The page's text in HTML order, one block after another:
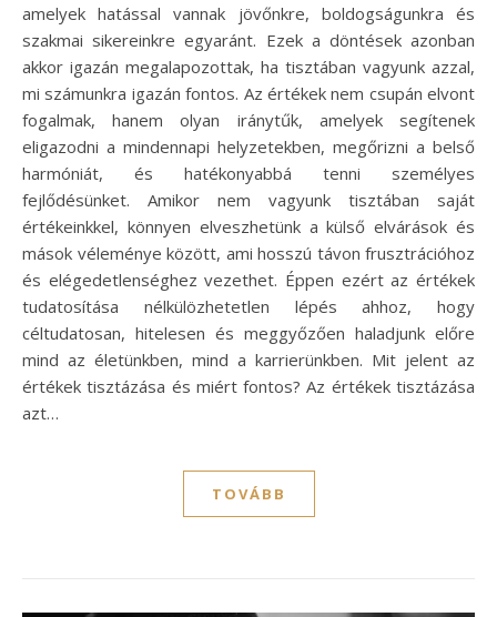
amelyek hatással vannak jövőnkre, boldogságunkra és
szakmai sikereinkre egyaránt. Ezek a döntések azonban
akkor igazán megalapozottak, ha tisztában vagyunk azzal,
mi számunkra igazán fontos. Az értékek nem csupán elvont
fogalmak, hanem olyan iránytűk, amelyek segítenek
eligazodni a mindennapi helyzetekben, megőrizni a belső
harmóniát, és hatékonyabbá tenni személyes
fejlődésünket. Amikor nem vagyunk tisztában saját
értékeinkkel, könnyen elveszhetünk a külső elvárások és
mások véleménye között, ami hosszú távon frusztrációhoz
és elégedetlenséghez vezethet. Éppen ezért az értékek
tudatosítása nélkülözhetetlen lépés ahhoz, hogy
céltudatosan, hitelesen és meggyőzően haladjunk előre
mind az életünkben, mind a karrierünkben. Mit jelent az
értékek tisztázása és miért fontos? Az értékek tisztázása
azt…
TOVÁBB